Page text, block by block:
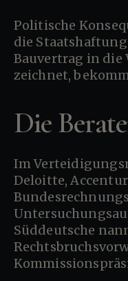
Politische Konsequenz? Ein Untersuchungsausschuss. Juristische Konsequenz? Kaum. Zivilrechtlich griff
die
Bauvertrag in die
zeichnet,
Die
Im Verteidigungsministerium unter Ursula von der Leyen wuchs die externe Expertise zum Ökosystem:
Deloitte,
Süddeutsche